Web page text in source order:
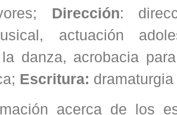
Dirección:
actuación
danza, acrobacia
Escritura:
acerca de los